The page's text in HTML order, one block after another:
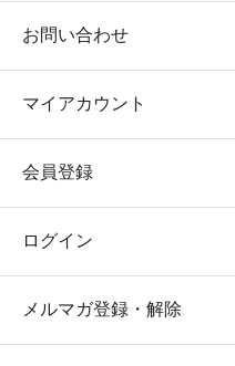
お問い合わせ
マイアカウント
会員登録
ログイン
メルマガ登録・解除